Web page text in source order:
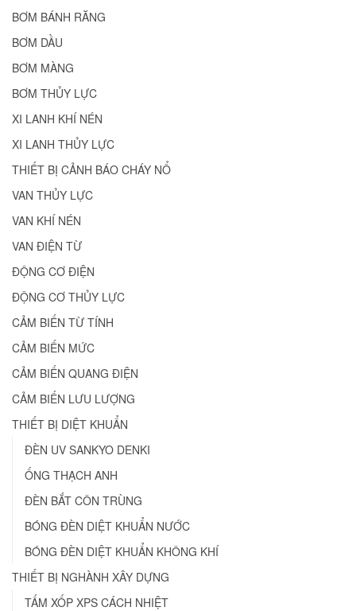
BƠM BÁNH RĂNG
BƠM DẦU
BƠM MÀNG
BƠM THỦY LỰC
XI LANH KHÍ NÉN
XI LANH THỦY LỰC
THIẾT BỊ CẢNH BÁO CHÁY NỔ
VAN THỦY LỰC
VAN KHÍ NÉN
VAN ĐIỆN TỪ
ĐỘNG CƠ ĐIỆN
ĐỘNG CƠ THỦY LỰC
CẢM BIẾN TỪ TÍNH
CẢM BIẾN MỨC
CẢM BIẾN QUANG ĐIỆN
CẢM BIẾN LƯU LƯỢNG
THIẾT BỊ DIỆT KHUẨN
ĐÈN UV SANKYO DENKI
ỐNG THẠCH ANH
ĐÈN BẮT CÔN TRÙNG
BÓNG ĐÈN DIỆT KHUẨN NƯỚC
BÓNG ĐÈN DIỆT KHUẨN KHÔNG KHÍ
THIẾT BỊ NGHÀNH XÂY DỰNG
TẤM XỐP XPS CÁCH NHIỆT